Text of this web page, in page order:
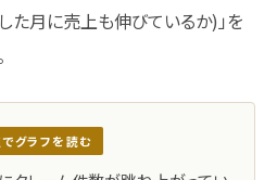
た月に売上も伸びているか)」を
グラフを読む